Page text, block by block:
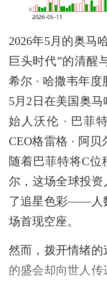
2026年5月的奥马
巨头时代”的清醒
希尔 · 哈撒韦年
5月2日在美国奥马
始人沃伦 · 巴菲
CEO格雷格 · 阿贝
随着巴菲特将C位
尔，这场全球投资
了追星色彩——人
场首现空座。
然而，拨开情绪的
的盛会却向世人